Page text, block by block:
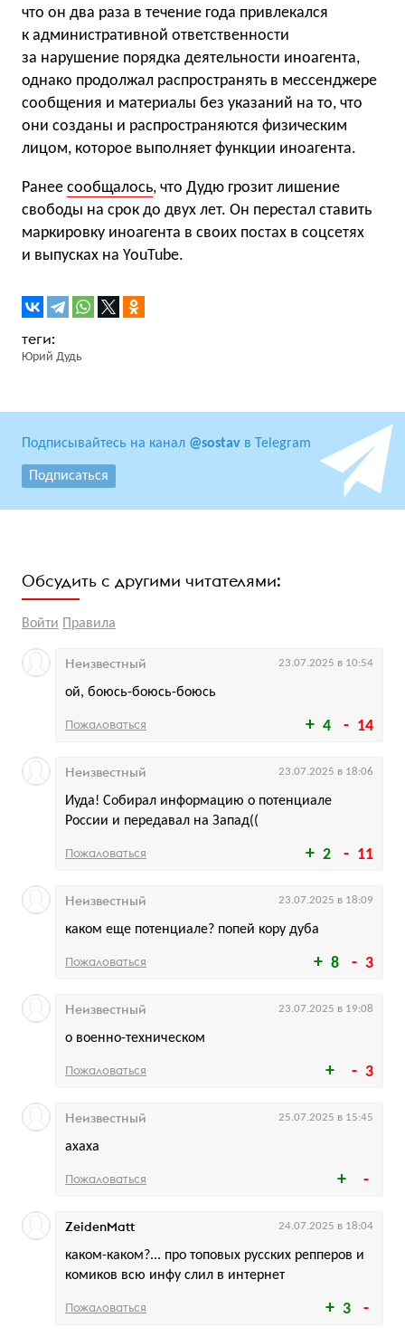
что он два раза в течение года привлекался
к административной ответственности
за нарушение порядка деятельности иноагента,
однако продолжал распространять в мессенджере
сообщения и материалы без указаний на то, что
они созданы и распространяются физическим
лицом, которое выполняет функции иноагента.
Ранее сообщалось, что Дудю грозит лишение
свободы на срок до двух лет. Он перестал ставить
маркировку иноагента в своих постах в соцсетях
и выпусках на YouTube.
Юрий Дудь
Подписывайтесь на канал @sostav в Telegram
Подписаться
Обсудить с другими читателями:
Войти Правила
4 14
ой, боюсь-боюсь-боюсь
Неизвестный 23.07.2025 в 10:54
Пожаловаться
2 11
Иуда! Собирал информацию о потенциале
России и передавал на Запад((
Неизвестный 23.07.2025 в 18:06
Пожаловаться
8 3
каком еще потенциале? попей кору дуба
Неизвестный 23.07.2025 в 18:09
Пожаловаться
3
о военно-техническом
Неизвестный 23.07.2025 в 19:08
Пожаловаться
ахаха
Неизвестный 25.07.2025 в 15:45
Пожаловаться
3
каком-каком?... про топовых русских репперов и
комиков всю инфу слил в интернет
ZeidenMatt 24.07.2025 в 18:04
Пожаловаться